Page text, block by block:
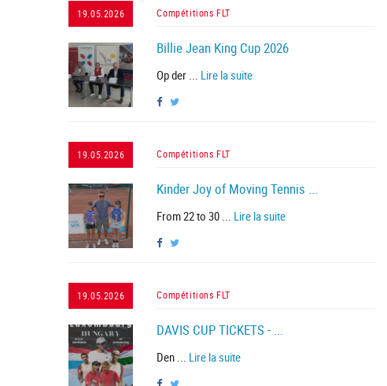
19.05.2026 Compétitions FLT
Billie Jean King Cup 2026
Op der ... Lire la suite
19.05.2026 Compétitions FLT
Kinder Joy of Moving Tennis ...
From 22 to 30 ... Lire la suite
19.05.2026 Compétitions FLT
DAVIS CUP TICKETS - ...
Den ... Lire la suite